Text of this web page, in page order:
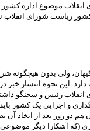
انقلاب موضوع اداره
ریاست شورای انقلاب
ولی بدون هیچگونه
این نحوه انتشار خبر
انقلاب رئیس و سخنگو
و اجرایی یک کشور
دو روز بعد از اتخاذ آن
(که آشکارا دیگر موضوعی